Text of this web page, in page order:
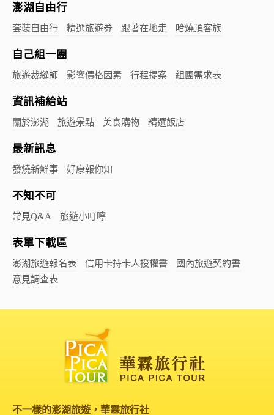
澎湖自由行
套裝自由行 精選旅遊券 跟著在地走 哈燒頂客族
自己組一團
旅遊裁縫師 影響價格因素 行程提案 組團需求表
資訊補給站
關於澎湖 旅遊景點 美食購物 精選飯店
最新訊息
發燒新鮮事 好康報你知
不知不可
常見Q&A 旅遊小叮嚀
表單下載區
澎湖旅遊報名表 信用卡持卡人授權書
國內旅遊契約書
意見調查表
不一樣的澎湖旅遊，華霖旅行社